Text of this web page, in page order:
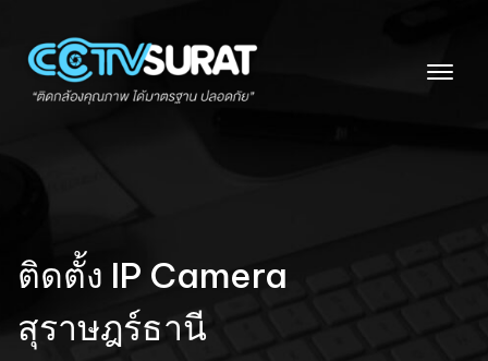
content
ติดตั้ง IP Camera
สุราษฎร์ธานี